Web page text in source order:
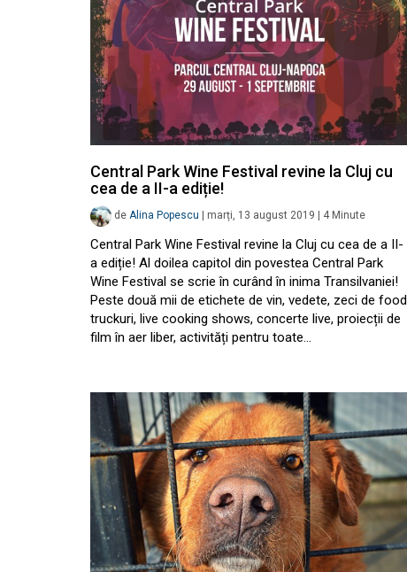
Central Park Wine Festival revine la Cluj cu
cea de a II-a ediție!
de Alina Popescu marți, 13 august 2019 4 Minute
Central Park Wine Festival revine la Cluj cu cea de a II-
a ediție! Al doilea capitol din povestea Central Park
Wine Festival se scrie în curând în inima Transilvaniei!
Peste două mii de etichete de vin, vedete, zeci de food
truckuri, live cooking shows, concerte live, proiecții de
film în aer liber, activități pentru toate…